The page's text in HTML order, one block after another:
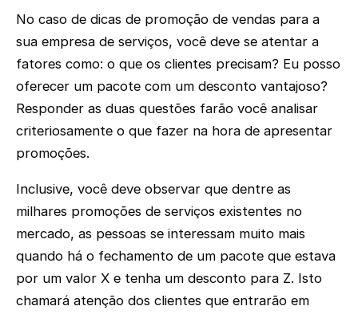
No caso de dicas de promoção de vendas para a
sua empresa de serviços, você deve se atentar a
fatores como: o que os clientes precisam? Eu posso
oferecer um pacote com um desconto vantajoso?
Responder as duas questões farão você analisar
criteriosamente o que fazer na hora de apresentar
promoções.
Inclusive, você deve observar que dentre as
milhares promoções de serviços existentes no
mercado, as pessoas se interessam muito mais
quando há o fechamento de um pacote que estava
por um valor X e tenha um desconto para Z. Isto
chamará atenção dos clientes que entrarão em